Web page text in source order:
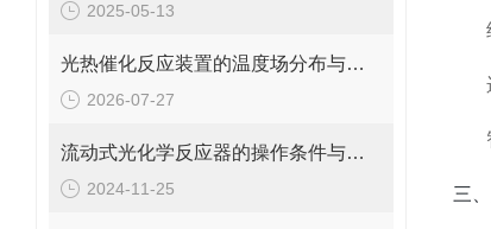
2025-05-13
光热催化反应装置的温度场分布与均匀性调控
2026-07-27
流动式光化学反应器的操作条件与性能调控说明
2024-11-25 三